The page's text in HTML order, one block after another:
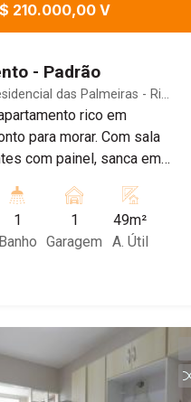
210.000,00 V
- Padrão
das Palmeiras - Rio
rico em
morar. Com sala
com painel, sanca em
com armários
e forno, área de
lava e seca, 2 dormitórios
1
Banho
1
Garagem
49m²
A. Útil